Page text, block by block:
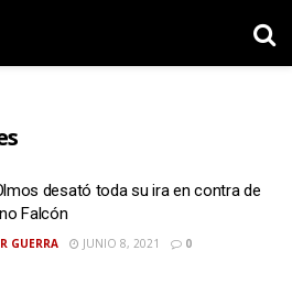
desató toda su ira en contra de
Falcón
GUERRA JUNIO 8, 2021 0